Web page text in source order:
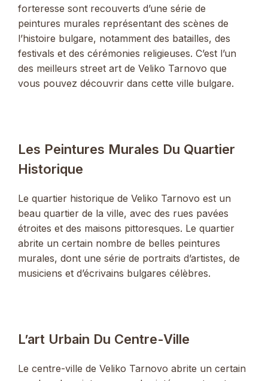
forteresse sont recouverts d’une série de
peintures murales représentant des scènes de
l’histoire bulgare, notamment des batailles, des
festivals et des cérémonies religieuses. C’est l’un
des meilleurs street art de Veliko Tarnovo que
vous pouvez découvrir dans cette ville bulgare.
Les Peintures Murales Du Quartier
Historique
Le quartier historique de Veliko Tarnovo est un
beau quartier de la ville, avec des rues pavées
étroites et des maisons pittoresques. Le quartier
abrite un certain nombre de belles peintures
murales, dont une série de portraits d’artistes, de
musiciens et d’écrivains bulgares célèbres.
L’art Urbain Du Centre-Ville
Le centre-ville de Veliko Tarnovo abrite un certain